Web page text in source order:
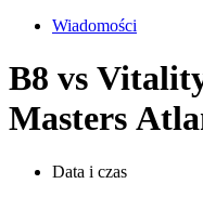
Wiadomości
B8 vs
Masters
Data i czas